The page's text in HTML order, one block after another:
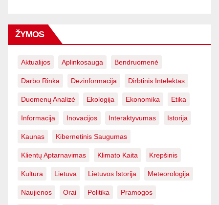
ŽYMOS
Aktualijos Aplinkosauga Bendruomenė
Darbo Rinka Dezinformacija Dirbtinis Intelektas
Duomenų Analizė Ekologija Ekonomika Etika
Informacija Inovacijos Interaktyvumas Istorija
Kaunas Kibernetinis Saugumas
Klientų Aptarnavimas Klimato Kaita Krepšinis
Kultūra Lietuva Lietuvos Istorija Meteorologija
Naujienos Orai Politika Pramogos